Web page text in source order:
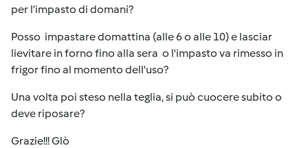
per l'impasto di domani?
Posso impastare domattina (alle 6 o alle 10) e lasciar
lievitare in forno fino alla sera o l'impasto va rimesso in
frigor fino al momento dell'uso?
Una volta poi steso nella teglia, si può cuocere subito o
deve riposare?
Grazie!!! Glò